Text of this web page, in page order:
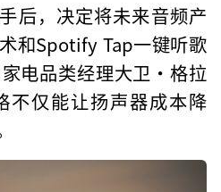
后，决定将未来音频产
和Spotify Tap一键听歌
电品类经理大卫·格拉
不仅能让扬声器成本降